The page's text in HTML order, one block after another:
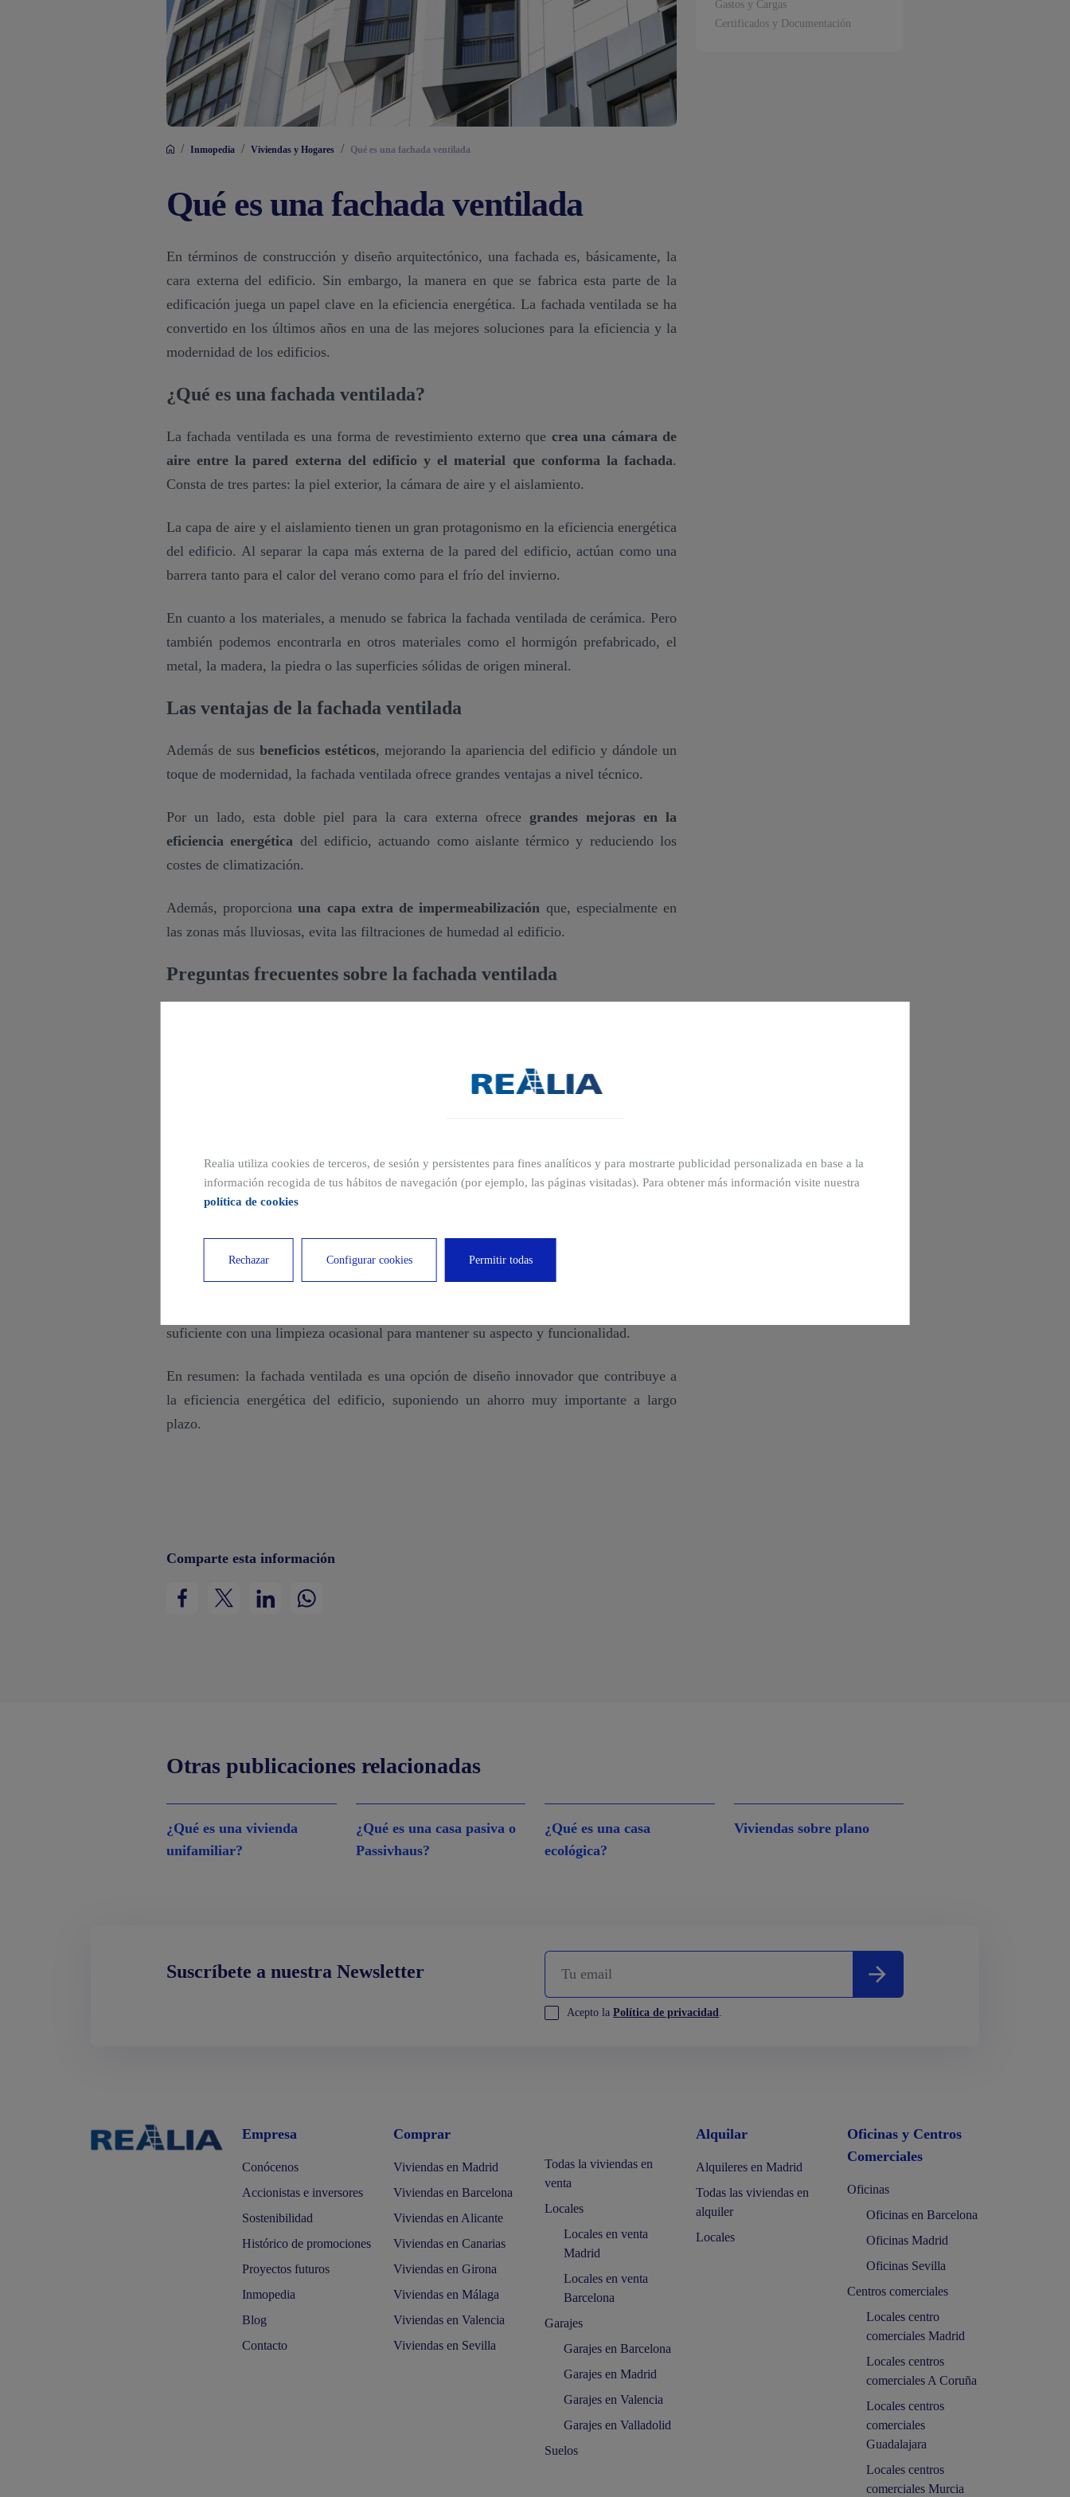
/ Inmopedia / Viviendas y Hogares / Qué es una fachada ventilada
Qué es una fachada ventilada
En términos de construcción y diseño arquitectónico, una fachada es, básicamente, la
cara externa del edificio. Sin embargo, la manera en que se fabrica esta parte de la
edificación juega un papel clave en la eficiencia energética. La fachada ventilada se ha
convertido en los últimos años en una de las mejores soluciones para la eficiencia y la
modernidad de los edificios.
¿Qué es una fachada ventilada?
La fachada ventilada es una forma de revestimiento externo que crea una cámara de
aire entre la pared externa del edificio y el material que conforma la fachada.
Consta de tres partes: la piel exterior, la cámara de aire y el aislamiento.
La capa de aire y el aislamiento tienen un gran protagonismo en la eficiencia energética
del edificio. Al separar la capa más externa de la pared del edificio, actúan como una
barrera tanto para el calor del verano como para el frío del invierno.
En cuanto a los materiales, a menudo se fabrica la fachada ventilada de cerámica. Pero
también podemos encontrarla en otros materiales como el hormigón prefabricado, el
metal, la madera, la piedra o las superficies sólidas de origen mineral.
Las ventajas de la fachada ventilada
Además de sus beneficios estéticos, mejorando la apariencia del edificio y dándole un
toque de modernidad, la fachada ventilada ofrece grandes ventajas a nivel técnico.
Por un lado, esta doble piel para la cara externa ofrece grandes mejoras en la
eficiencia energética del edificio, actuando como aislante térmico y reduciendo los
costes de climatización.
Además, proporcionauna capa extra de impermeabilización que, especialmente en
las zonas más lluviosas, evita las filtraciones de humedad al edificio.
Preguntas frecuentes sobre la fachada ventilada
¿Es más cara que la fachada tradicional?
más complejo. Sin embargo, la inversión
se suele amortizar rápidamentedebido a las
grandes ventajas a nivel de eficiencia que produce en el edificio.
¿Cómo se realiza el mantenimiento?
Uno de los principales beneficios de este tipo de revestimientos es su
suficiente con una limpieza ocasional para mantener su aspecto y funcionalidad.
En resumen: la fachada ventilada es una opción de diseño innovador que contribuye a
la eficiencia energética del edificio, suponiendo un ahorro muy importante a largo
plazo.
Comparte esta información
Gastos y Cargas
Certificados y Documentación
Otras publicaciones relacionadas
¿Qué es una vivienda
unifamiliar?
¿Qué es una casa pasiva o
Passivhaus?
¿Qué es una casa
ecológica?
Viviendas sobre plano
Suscríbete a nuestra Newsletter
Acepto la Política de privacidad.
Empresa
Conócenos
Accionistas e inversores
Sostenibilidad
Histórico de promociones
Proyectos futuros
Inmopedia
Blog
Contacto
Comprar
Viviendas en Madrid
Viviendas en Barcelona
Viviendas en Alicante
Viviendas en Canarias
Viviendas en Girona
Viviendas en Málaga
Viviendas en Valencia
Viviendas en Sevilla
Todas la viviendas en
venta
Locales
Locales en venta
Madrid
Locales en venta
Barcelona
Garajes
Garajes en Barcelona
Garajes en Madrid
Garajes en Valencia
Garajes en Valladolid
Suelos
Alquilar
Alquileres en Madrid
Todas las viviendas en
alquiler
Locales
Oficinas y Centros
Comerciales
Oficinas
Oficinas en Barcelona
Oficinas Madrid
Oficinas Sevilla
Centros comerciales
Locales centro
comerciales Madrid
Locales centros
comerciales A Coruña
Locales centros
comerciales
Guadalajara
Locales centros
comerciales Murcia
Realia utiliza cookies de terceros, de sesión y persistentes para fines analíticos y para mostrarte publicidad personalizada en base a la
información recogida de tus hábitos de navegación (por ejemplo, las páginas visitadas). Para obtener más información visite nuestra
política de cookies
Rechazar Configurar cookies Permitir todas